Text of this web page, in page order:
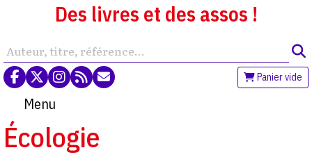
Des livres et des assos !
Panier vide
Menu
Écologie